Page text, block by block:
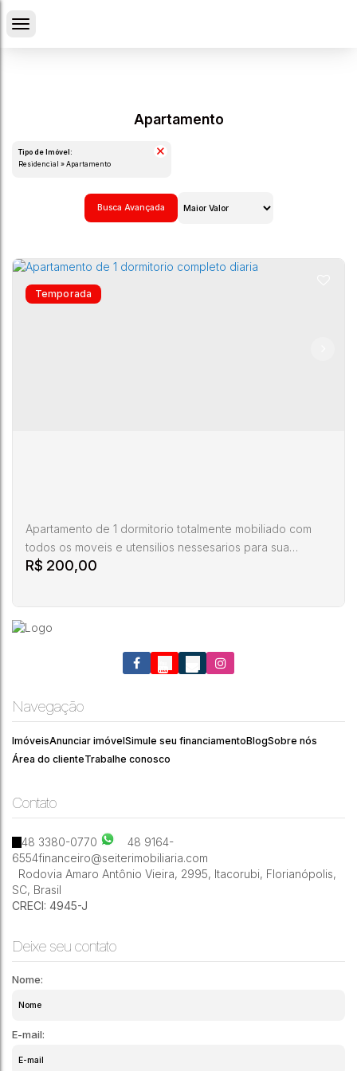
Apartamento
Tipo de Imóvel:
Residencial » Apartamento
Busca Avançada
Apartamento de 1 dormitorio completo diaria
R$ 200,00
CEP:
88034-
Acelon
Costa
Catarina
1 1 51m²
1
Apartamento de 1 dormitorio totalmente mobiliado com
todos os moveis e utensilios nessesarios para sua
estadia. 1 vaga de garagem
Navegação
ImóveisAnunciar imóvelSimule seu financiamentoBlogSobre nós
Área do clienteTrabalhe conosco
Contato
48 3380-0770
48 9164-
6554financeiro@seiterimobiliaria.com
Rodovia Amaro Antônio Vieira, 2995, Itacorubi, Florianópolis,
SC, Brasil
CRECI: 4945-J
Deixe seu contato
Nome:
E-mail: